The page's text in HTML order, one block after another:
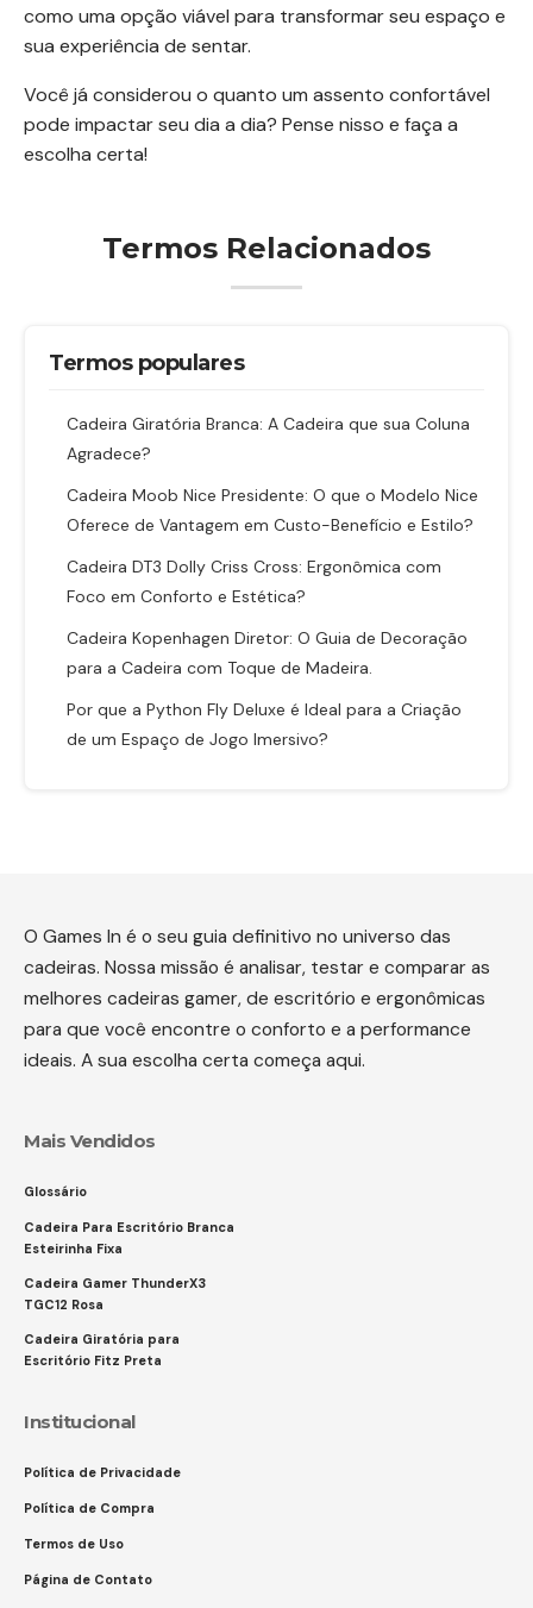
como uma opção viável para transformar seu espaço e
sua experiência de sentar.
Você já considerou o quanto um assento confortável
pode impactar seu dia a dia? Pense nisso e faça a
escolha certa!
Termos Relacionados
Termos populares
Cadeira Giratória Branca: A Cadeira que sua Coluna
Agradece?
Cadeira Moob Nice Presidente: O que o Modelo Nice
Oferece de Vantagem em Custo-Benefício e Estilo?
Cadeira DT3 Dolly Criss Cross: Ergonômica com
Foco em Conforto e Estética?
Cadeira Kopenhagen Diretor: O Guia de Decoração
para a Cadeira com Toque de Madeira.
Por que a Python Fly Deluxe é Ideal para a Criação
de um Espaço de Jogo Imersivo?
O Games In é o seu guia definitivo no universo das
cadeiras. Nossa missão é analisar, testar e comparar as
melhores cadeiras gamer, de escritório e ergonômicas
para que você encontre o conforto e a performance
ideais. A sua escolha certa começa aqui.
Mais Vendidos
Glossário
Cadeira Para Escritório Branca
Esteirinha Fixa
Cadeira Gamer ThunderX3
TGC12 Rosa
Cadeira Giratória para
Escritório Fitz Preta
Institucional
Política de Privacidade
Política de Compra
Termos de Uso
Página de Contato